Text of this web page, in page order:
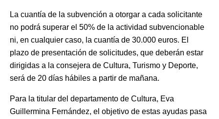
La cuantía de la subvención a otorgar a cada solicitante
no podrá superar el 50% de la actividad subvencionable
ni, en cualquier caso, la cuantía de 30.000 euros. El
plazo de presentación de solicitudes, que deberán estar
dirigidas a la consejera de Cultura, Turismo y Deporte,
será de 20 días hábiles a partir de mañana.
Para la titular del departamento de Cultura, Eva
Guillermina Fernández, el objetivo de estas ayudas pasa